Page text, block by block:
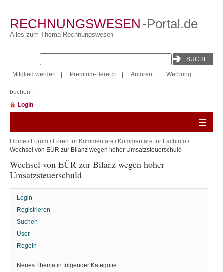
RECHNUNGSWESEN -Portal.de
Alles zum Thema Rechnungswesen
Mitglied werden Premium-Bereich Autoren Werbung
buchen
Login
Home / Forum / Foren für Kommentare / Kommentare für Fachinfo /
Wechsel von EÜR zur Bilanz wegen hoher Umsatzsteuerschuld
Wechsel von EÜR zur Bilanz wegen hoher
Umsatzsteuerschuld
Login
Registrieren
Suchen
User
Regeln
Neues Thema in folgender Kategorie